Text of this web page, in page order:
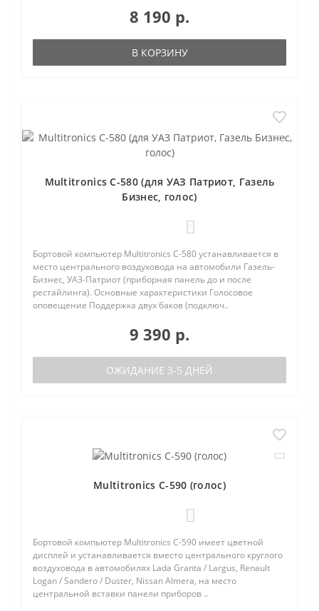
8 190 р.
В КОРЗИНУ
Multitronics C-580 (для УАЗ Патриот, Газель
Бизнес, голос)
Бортовой компьютер Multitronics C-580 устанавливается в
место центрального воздуховода на автомобили Газель-
Бизнес, УАЗ-Патриот (приборная панель до и после
рестайлинга). Основные характеристики Голосовое
оповещение Поддержка двух баков (подключ..
9 390 р.
ОЖИДАНИЕ 3-5 ДНЕЙ
Multitronics C-590 (голос)
Бортовой компьютер Multitronics C-590 имеет цветной
дисплей и устанавливается вместо центрального круглого
воздуховода в автомобилях Lada Granta / Largus, Renault
Logan / Sandero / Duster, Nissan Almera, на место
центральной вставки панели приборов ..